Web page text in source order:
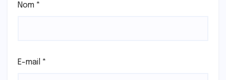
Nom *
E-mail *